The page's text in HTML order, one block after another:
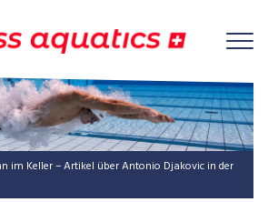
im Kel­ler – Arti­kel über Anto­nio Dja­ko­vic in der